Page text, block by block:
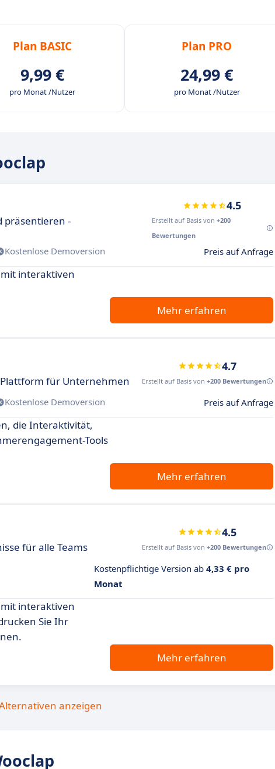
Plan BASIC
9,99 €
pro Monat /Nutzer
Plan PRO
24,99 €
pro Monat /Nutzer
präsentieren -
4.5
Erstellt auf Basis von +200
Bewertungen
Kostenlose Demoversion Preis auf Anfrage
interaktiven
Mehr erfahren
für Unternehmen
4.7
Erstellt auf Basis von +200 Bewertungen
Kostenlose Demoversion Preis auf Anfrage
die Interaktivität,
Tools
Mehr erfahren
für alle Teams
4.5
Erstellt auf Basis von +200 Bewertungen
Kostenpflichtige Version ab 4,33 € pro
Monat
interaktiven
Sie Ihr
Mehr erfahren
anzeigen